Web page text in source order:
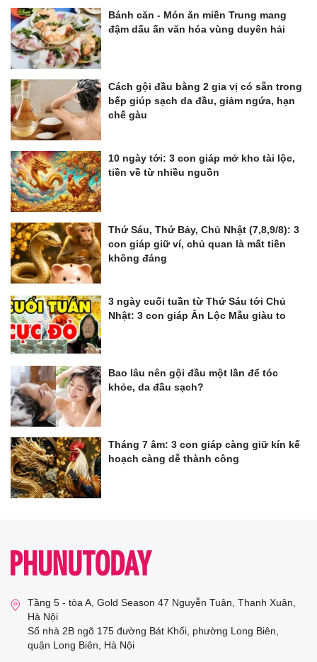
Bánh căn - Món ăn miền Trung mang
đậm dấu ấn văn hóa vùng duyên hải
Cách gội đầu bằng 2 gia vị có sẵn trong
bếp giúp sạch da đầu, giảm ngứa, hạn
chế gàu
10 ngày tới: 3 con giáp mở kho tài lộc,
tiền về từ nhiều nguồn
Thứ Sáu, Thứ Bảy, Chủ Nhật (7,8,9/8): 3
con giáp giữ ví, chủ quan là mất tiền
không đáng
3 ngày cuối tuần từ Thứ Sáu tới Chủ
Nhật: 3 con giáp Ăn Lộc Mẫu giàu to
Bao lâu nên gội đầu một lần để tóc
khỏe, da đầu sạch?
Tháng 7 âm: 3 con giáp càng giữ kín kế
hoạch càng dễ thành công
Tầng 5 - tòa A, Gold Season 47 Nguyễn Tuân, Thanh Xuân,
Hà Nội
Số nhà 2B ngõ 175 đường Bát Khối, phường Long Biên,
quận Long Biên, Hà Nội